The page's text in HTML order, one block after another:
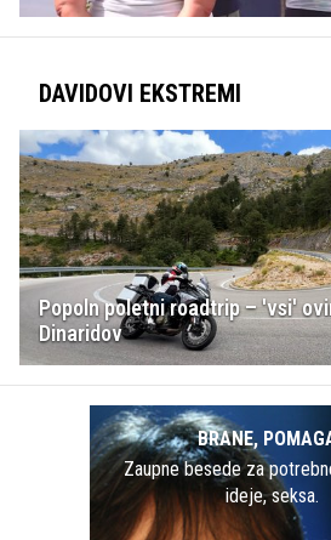
DAVIDOVI EKSTREMI
Popoln poletni roadtrip – 'vsi'
Dinaridov
BRANE,
Zaupne besede za
ideje, seksa.